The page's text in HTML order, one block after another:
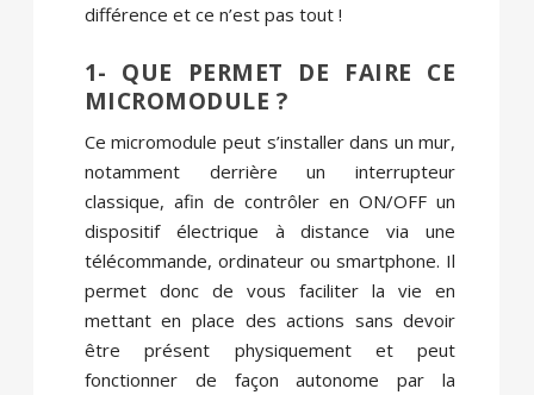
différence et ce n’est pas tout !
1- QUE PERMET DE FAIRE CE
MICROMODULE ?
Ce micromodule peut s’installer dans un mur,
notamment derrière un interrupteur
classique, afin de contrôler en ON/OFF un
dispositif électrique à distance via une
télécommande, ordinateur ou smartphone. Il
permet donc de vous faciliter la vie en
mettant en place des actions sans devoir
être présent physiquement et peut
fonctionner de façon autonome par la